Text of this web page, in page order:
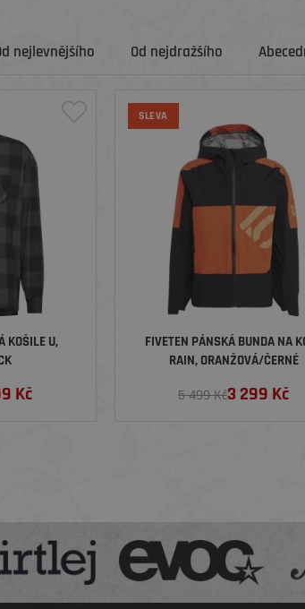
nejlevnějšího Od nejdražšího
KOŠILE U,
Kč
SLEVA
FIVETEN PÁNSKÁ BUNDA NA
RAIN, ORANŽOVÁ/ČERNÉ
5 499 Kč3 299 Kč